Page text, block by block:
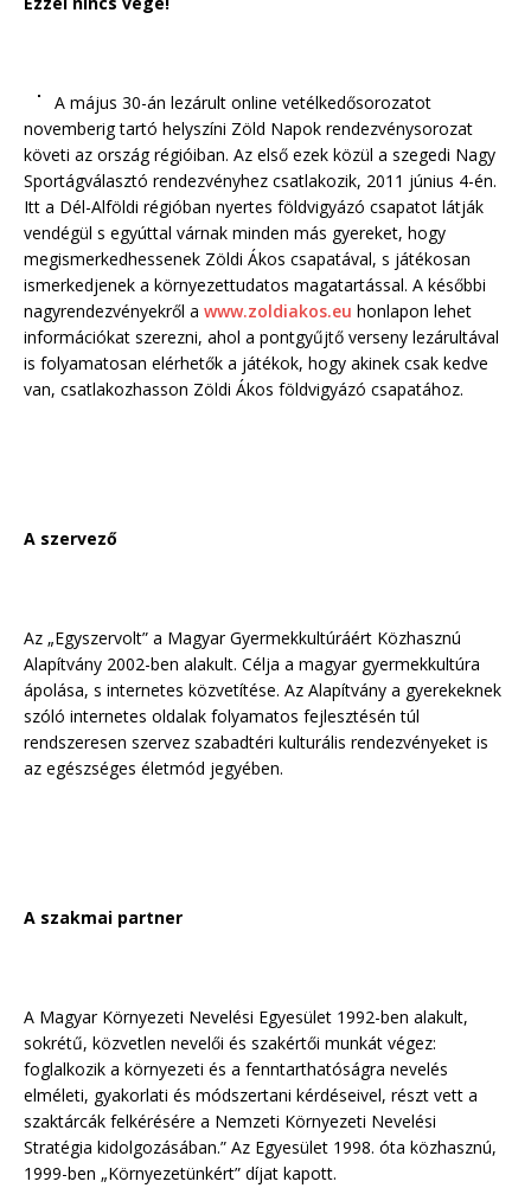
A május 30-án lezárult online vetélkedősorozatot
novemberig tartó helyszíni Zöld Napok rendezvénysorozat
követi az ország régióiban. Az első ezek közül a szegedi Nagy
Sportágválasztó rendezvényhez csatlakozik, 2011 június 4-én.
Itt a Dél-Alföldi régióban nyertes földvigyázó csapatot látják
vendégül s egyúttal várnak minden más gyereket, hogy
megismerkedhessenek Zöldi Ákos csapatával, s játékosan
ismerkedjenek a környezettudatos magatartással. A későbbi
nagyrendezvényekről a www.zoldiakos.eu honlapon lehet
információkat szerezni, ahol a pontgyűjtő verseny lezárultával
is folyamatosan elérhetők a játékok, hogy akinek csak kedve
van, csatlakozhasson Zöldi Ákos földvigyázó csapatához.
A szervező
Az „Egyszervolt” a Magyar Gyermekkultúráért Közhasznú
Alapítvány 2002-ben alakult. Célja a magyar gyermekkultúra
ápolása, s internetes közvetítése. Az Alapítvány a gyerekeknek
szóló internetes oldalak folyamatos fejlesztésén túl
rendszeresen szervez szabadtéri kulturális rendezvényeket is
az egészséges életmód jegyében.
A szakmai partner
A Magyar Környezeti Nevelési Egyesület 1992-ben alakult,
sokrétű, közvetlen nevelői és szakértői munkát végez:
foglalkozik a környezeti és a fenntarthatóságra nevelés
elméleti, gyakorlati és módszertani kérdéseivel, részt vett a
szaktárcák felkérésére a Nemzeti Környezeti Nevelési
Stratégia kidolgozásában.” Az Egyesület 1998. óta közhasznú,
1999-ben „Környezetünkért” díjat kapott.